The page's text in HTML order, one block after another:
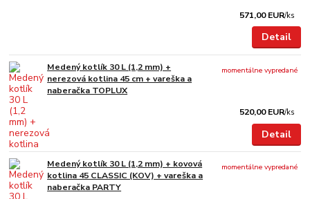
571,00 EUR/ks
Detail
Medený kotlík 30 L (1,2 mm) +
nerezová kotlina 45 cm + vareška a
naberačka TOPLUX
520,00 EUR/ks
momentálne vypredané
Detail
Medený kotlík 30 L (1,2 mm) + kovová
kotlina 45 CLASSIC (KOV) + vareška a
naberačka PARTY
momentálne vypredané